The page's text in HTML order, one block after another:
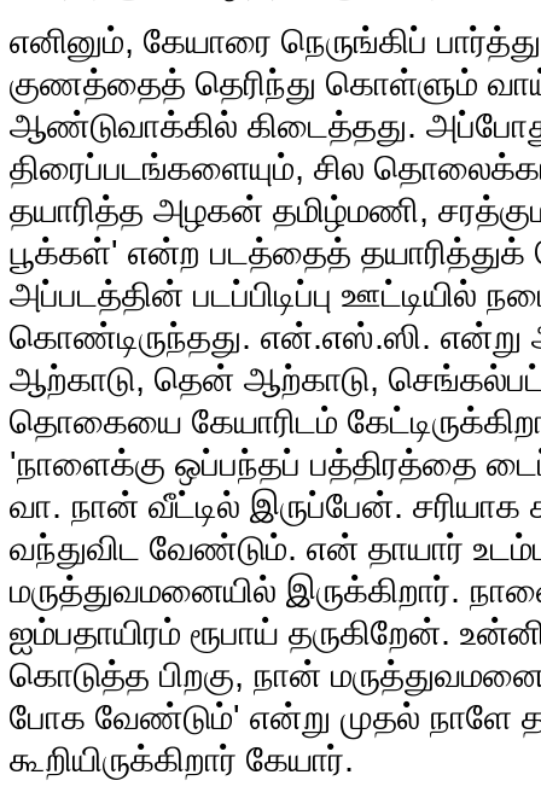
எனினும், கேயாரை நெருங்கிப்
குணத்தைத் தெரிந்து கொள்ளும்
ஆண்டுவாக்கில் கிடைத்தது.
திரைப்படங்களையும், சில
தயாரித்த அழகன் தமிழ்மணி,
பூக்கள்' என்ற படத்தைத் தயாரித்துக்
அப்படத்தின் படப்பிடிப்பு ஊட்டியில்
கொண்டிருந்தது. என்.எஸ்.ஸி. என்று
ஆற்காடு, தென் ஆற்காடு,
தொகையை கேயாரிடம்
'நாளைக்கு ஒப்பந்தப் பத்திரத்தை
வா. நான் வீட்டில் இருப்பேன்.
வந்துவிட வேண்டும். என் தாயார்
மருத்துவமனையில் இருக்கிறார்.
ஐம்பதாயிரம் ரூபாய் தருகிறேன்.
கொடுத்த பிறகு, நான்
போக வேண்டும்' என்று முதல் நாளே
கூறியிருக்கிறார் கேயார்.